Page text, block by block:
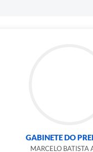
GABINETE DO
MARCELO BATISTA